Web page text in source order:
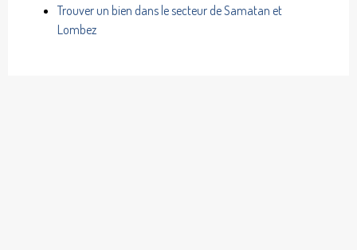
Trouver un bien dans le secteur de Samatan et
Lombez